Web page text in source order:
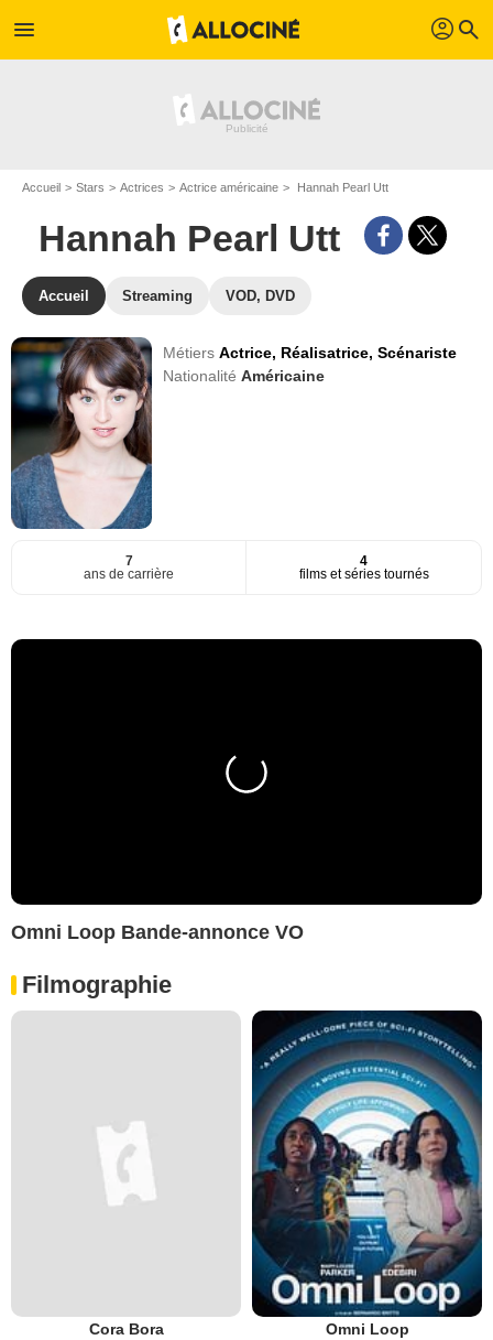
menu profil search
Accueil Stars Actrices Actrice américaine Hannah Pearl Utt
Hannah Pearl Utt
Accueil Streaming VOD, DVD
MétiersActrice, Réalisatrice,Scénariste
NationalitéAméricaine
7
ans de carrière
4
films et séries tournés
Omni Loop Bande-annonce VO
Filmographie
Cora Bora Omni Loop